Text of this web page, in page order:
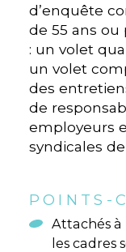
d’enquête
de 55 ans
: un volet
un volet
des
de
employeurs
syndicales de
POINTS-
Attachés
les cadres